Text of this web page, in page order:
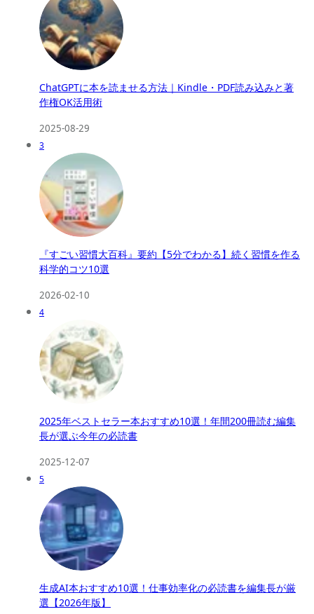
ChatGPTに本を読ませる方法｜Kindle・PDF読み込みと著
作権OK活用術
2025-08-29
3
『すごい習慣大百科』要約【5分でわかる】続く習慣を作る
科学的コツ10選
2026-02-10
4
2025年ベストセラー本おすすめ10選！年間200冊読む編集
長が選ぶ今年の必読書
2025-12-07
5
生成AI本おすすめ10選！仕事効率化の必読書を編集長が厳
選【2026年版】